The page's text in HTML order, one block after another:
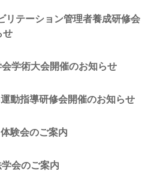
リテーション管理者養成研修会
せ
学術大会開催のお知らせ
動指導研修会開催のお知らせ
験会のご案内
会のご案内